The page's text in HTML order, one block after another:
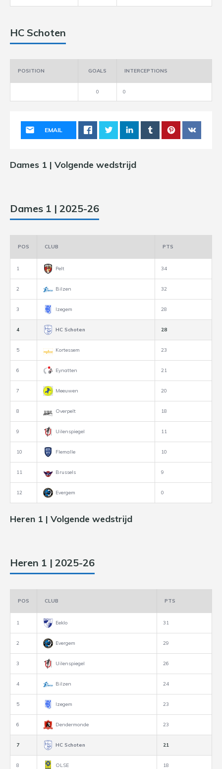
HC Schoten
POSITION GOALS INTERCEPTIONS
0 0
EMAIL
Dames 1 | Volgende wedstrijd
Dames 1 | 2025-26
POS CLUB PTS
1 Pelt 34
2 Bilzen 32
3 Izegem 28
4 HC Schoten 28
5 Kortessem 23
6 Eynatten 21
7 Meeuwen 20
8 Overpelt 18
9 Uilenspiegel 11
10 Flemalle 10
11 Brussels 9
12 Evergem 0
Heren 1 | Volgende wedstrijd
Heren 1 | 2025-26
POS CLUB PTS
1 Eeklo 31
2 Evergem 29
3 Uilenspiegel 26
4 Bilzen 24
5 Izegem 23
6 Dendermonde 23
7 HC Schoten 21
8 OLSE 18